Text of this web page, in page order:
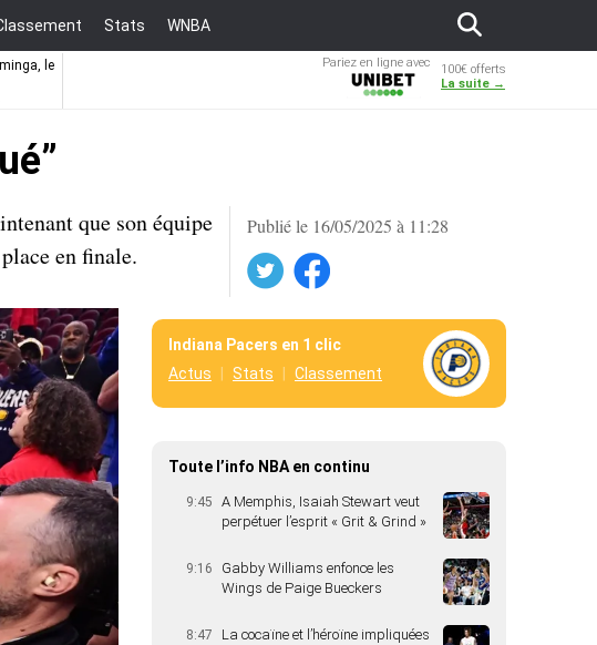
Stats WNBA
le
Pariez en ligne avec
100€ offerts
La suite →
Publié le 16/05/2025 à 11:28
Facebook
que son équipe
en finale.
Indiana Pacers en 1 clic
Actus
Stats Classement
Toute l’info NBA en continu
9:45
A Memphis, Isaiah Stewart veut
perpétuer l’esprit « Grit & Grind »
9:16
Gabby Williams enfonce les
Wings de Paige Bueckers
8:47
La cocaïne et l’héroïne impliquées